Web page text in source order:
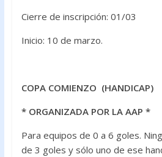
Cierre de inscripción: 01/03
Inicio: 10 de marzo.
COPA COMIENZO (HANDICAP)
* ORGANIZADA POR LA AAP *
Para equipos de 0 a 6 goles.
de 3 goles y sólo uno de ese